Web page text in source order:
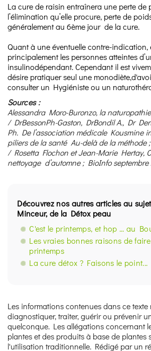
La cure de raisin entraînera une perte de
l’élimination qu’elle procure, perte de
généralement au 6ème jour de la cure.
Quant à une éventuelle contre-indication,
principalement les personnes atteintes
insulinodépendant. Cependant il est
désire pratiquer seul une
consulter un Hygiéniste ou un
Sources :
Alessandra Moro-Buronzo, la
/ DrBessonPh-Gaston, DrBondil A., Dr
Ph. De l’association médicale Kousmine
piliers de la santé Au-delà de la méthode
/ Rosetta Flochon et Jean-Marie Hertay,
nettoyage d’automne ; BioInfo septembre
Découvrez nos autres articles au
Minceur, de la Détox peau
C'est le printemps, et hop ... au
Les vraies bonnes raisons de
printemps
La cure détox ? Faisons le point...
Les informations contenues dans ce texte
diagnostiquer, traiter, guérir ou prévenir
quelconque. Les allégations concernant
plantes et des produits à base de plantes
l'utilisation traditionnelle. Rédigé par un